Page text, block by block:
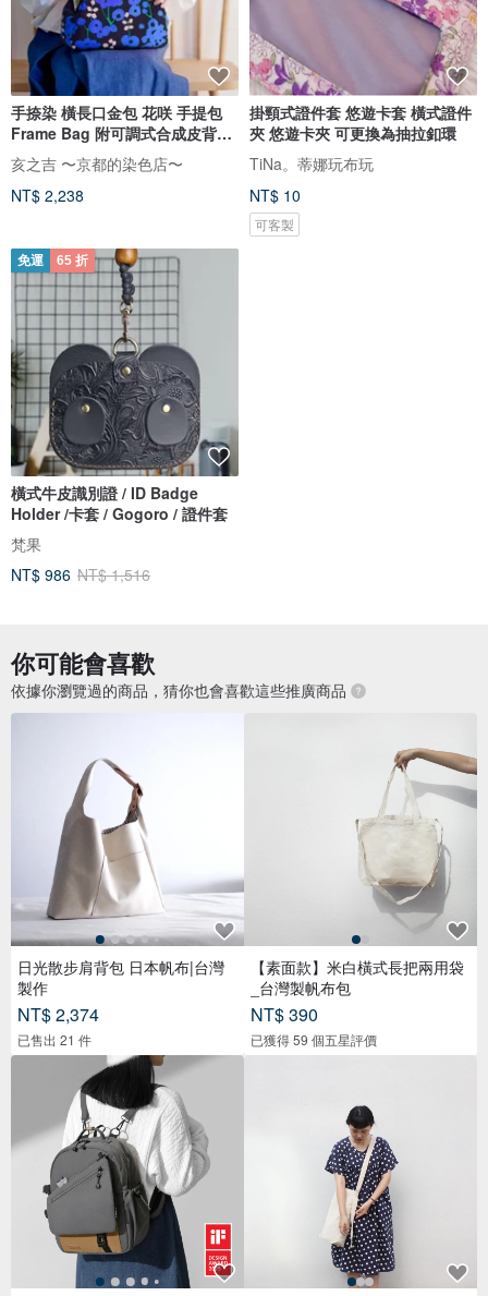
手捺染 橫長口金包 花咲 手提包
Frame Bag 附可調式合成皮背帶
牛皮提把 日本製
亥之吉 〜京都的染色店〜
NT$ 2,238
掛頸式證件套 悠遊卡套 橫式證件
夾 悠遊卡夾 可更換為抽拉釦環
TiNa。蒂娜玩布玩
NT$ 10
可客製
免運 65 折
橫式牛皮識別證 / ID Badge
Holder /卡套 / Gogoro / 證件套
梵果
NT$ 986 NT$ 1,516
你可能會喜歡
依據你瀏覽過的商品，猜你也會喜歡這些推廣商品
日光散步肩背包 日本帆布|台灣
製作
NT$ 2,374
已售出 21 件
【素面款】米白橫式長把兩用袋
_台灣製帆布包
NT$ 390
已獲得 59 個五星評價